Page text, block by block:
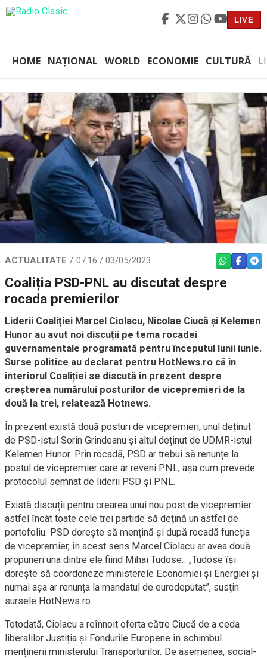
LIVE
HOME NAȚIONAL WORLD ECONOMIE CULTURĂ
ACTUALITATE 07:16 / 03/05/2023 WHATSAPP
Coaliția PSD-PNL au discutat despre
rocada premierilor
Liderii Coaliției Marcel Ciolacu, Nicolae Ciucă și Kelemen
Hunor au avut noi discuții pe tema rocadei
guvernamentale programată pentru începutul lunii iunie.
Surse politice au declarat pentru HotNews.ro că în
interiorul Coaliției se discută în prezent despre
creșterea numărului posturilor de vicepremieri de la
două la trei, relatează Hotnews.
În prezent există două posturi de vicepremieri, unul deținut
de PSD-istul Sorin Grindeanu și altul deținut de UDMR-istul
Kelemen Hunor. Prin rocadă, PSD ar trebui să renunțe la
postul de vicepremier care ar reveni PNL, așa cum prevede
protocolul semnat de liderii PSD și PNL.
Există discuții pentru crearea unui nou post de vicepremier
astfel încât toate cele trei partide să dețină un astfel de
portofoliu. PSD dorește să mențină și după rocadă funcția
de vicepremier, în acest sens Marcel Ciolacu ar avea două
propuneri una dintre ele fiind Mihai Tudose.. „Tudose își
dorește să coordoneze ministerele Economiei și Energiei și
numai așa ar renunța la mandatul de eurodeputat”, susțin
sursele HotNews.ro.
Totodată, Ciolacu a reînnoit oferta către Ciucă de a ceda
liberalilor Justiția și Fondurile Europene în schimbul
menținerii ministerului Transporturilor. De asemenea, social-